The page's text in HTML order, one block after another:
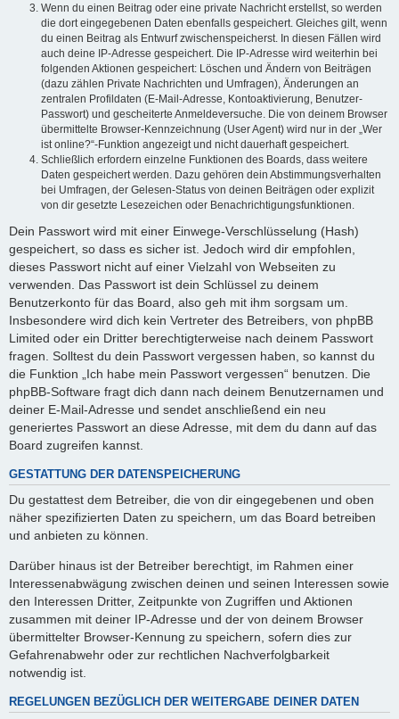
Wenn du einen Beitrag oder eine private Nachricht erstellst, so werden
die dort eingegebenen Daten ebenfalls gespeichert. Gleiches gilt, wenn
du einen Beitrag als Entwurf zwischenspeicherst. In diesen Fällen wird
auch deine IP-Adresse gespeichert. Die IP-Adresse wird weiterhin bei
folgenden Aktionen gespeichert: Löschen und Ändern von Beiträgen
(dazu zählen Private Nachrichten und Umfragen), Änderungen an
zentralen Profildaten (E-Mail-Adresse, Kontoaktivierung, Benutzer-
Passwort) und gescheiterte Anmeldeversuche. Die von deinem Browser
übermittelte Browser-Kennzeichnung (User Agent) wird nur in der „Wer
ist online?“-Funktion angezeigt und nicht dauerhaft gespeichert.
Schließlich erfordern einzelne Funktionen des Boards, dass weitere
Daten gespeichert werden. Dazu gehören dein Abstimmungsverhalten
bei Umfragen, der Gelesen-Status von deinen Beiträgen oder explizit
von dir gesetzte Lesezeichen oder Benachrichtigungsfunktionen.
Dein Passwort wird mit einer Einwege-Verschlüsselung (Hash)
gespeichert, so dass es sicher ist. Jedoch wird dir empfohlen,
dieses Passwort nicht auf einer Vielzahl von Webseiten zu
verwenden. Das Passwort ist dein Schlüssel zu deinem
Benutzerkonto für das Board, also geh mit ihm sorgsam um.
Insbesondere wird dich kein Vertreter des Betreibers, von phpBB
Limited oder ein Dritter berechtigterweise nach deinem Passwort
fragen. Solltest du dein Passwort vergessen haben, so kannst du
die Funktion „Ich habe mein Passwort vergessen“ benutzen. Die
phpBB-Software fragt dich dann nach deinem Benutzernamen und
deiner E-Mail-Adresse und sendet anschließend ein neu
generiertes Passwort an diese Adresse, mit dem du dann auf das
Board zugreifen kannst.
GESTATTUNG DER DATENSPEICHERUNG
Du gestattest dem Betreiber, die von dir eingegebenen und oben
näher spezifizierten Daten zu speichern, um das Board betreiben
und anbieten zu können.
Darüber hinaus ist der Betreiber berechtigt, im Rahmen einer
Interessenabwägung zwischen deinen und seinen Interessen sowie
den Interessen Dritter, Zeitpunkte von Zugriffen und Aktionen
zusammen mit deiner IP-Adresse und der von deinem Browser
übermittelter Browser-Kennung zu speichern, sofern dies zur
Gefahrenabwehr oder zur rechtlichen Nachverfolgbarkeit
notwendig ist.
REGELUNGEN BEZÜGLICH DER WEITERGABE DEINER DATEN